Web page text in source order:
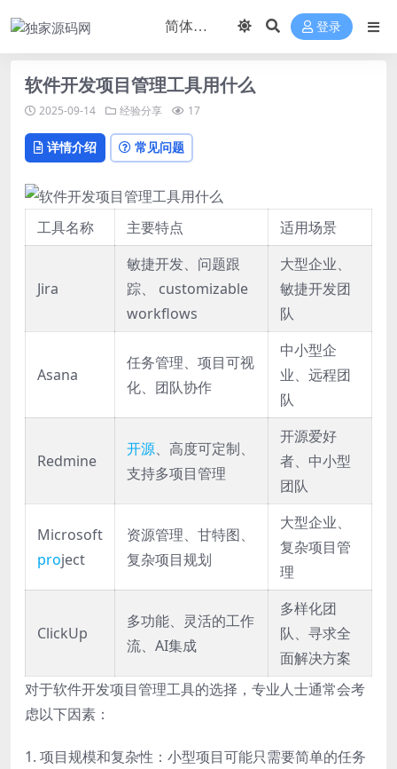
登录
软件开发项目管理工具用什么
2025-09-14 经验分享 17
详情介绍 常见问题
工具名称 主要特点 适用场景
Jira
敏捷开发、问题跟
踪、 customizable
workflows
大型企业、
敏捷开发团
队
Asana
任务管理、项目可视
化、团队协作
中小型企
业、远程团
队
Redmine
开源、高度可定制、
支持多项目管理
开源爱好
者、中小型
团队
Microsoft
project
资源管理、甘特图、
复杂项目规划
大型企业、
复杂项目管
理
ClickUp
多功能、灵活的工作
流、AI集成
多样化团
队、寻求全
面解决方案
对于软件开发项目管理工具的选择，专业人士通常会考
虑以下因素：
1. 项目规模和复杂性：小型项目可能只需要简单的任务